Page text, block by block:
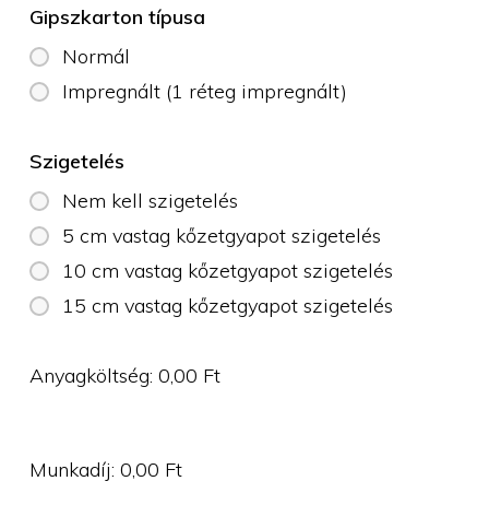
Gipszkarton típusa
Normál
Impregnált (1 réteg impregnált)
Szigetelés
Nem kell szigetelés
5 cm vastag kőzetgyapot szigetelés
10 cm vastag kőzetgyapot szigetelés
15 cm vastag kőzetgyapot szigetelés
Anyagköltség:0,00 Ft
Munkadíj:0,00 Ft